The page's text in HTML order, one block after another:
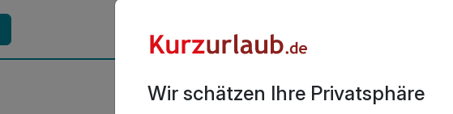
Wir schätzen Ihre Privatsphäre